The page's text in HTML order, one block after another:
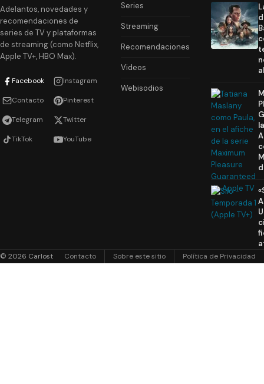
Adelantos, novedades y
recomendaciones de
series de TV y plataformas
de streaming (como Netflix,
Apple TV+, HBO Max).
Facebook Instagram
Contacto Pinterest
Telegram Twitter
TikTok YouTube
Series
Streaming
Recomendaciones
Videos
Webisodios
© 2026 Carlost Contacto Sobre este sitio Política de Privacidad